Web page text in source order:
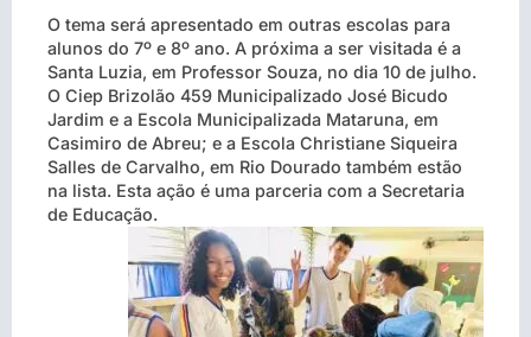
O tema será apresentado em outras escolas para
alunos do 7º e 8º ano. A próxima a ser visitada é a
Santa Luzia, em Professor Souza, no dia 10 de julho.
O Ciep Brizolão 459 Municipalizado José Bicudo
Jardim e a Escola Municipalizada Mataruna, em
Casimiro de Abreu; e a Escola Christiane Siqueira
Salles de Carvalho, em Rio Dourado também estão
na lista. Esta ação é uma parceria com a Secretaria
de Educação.